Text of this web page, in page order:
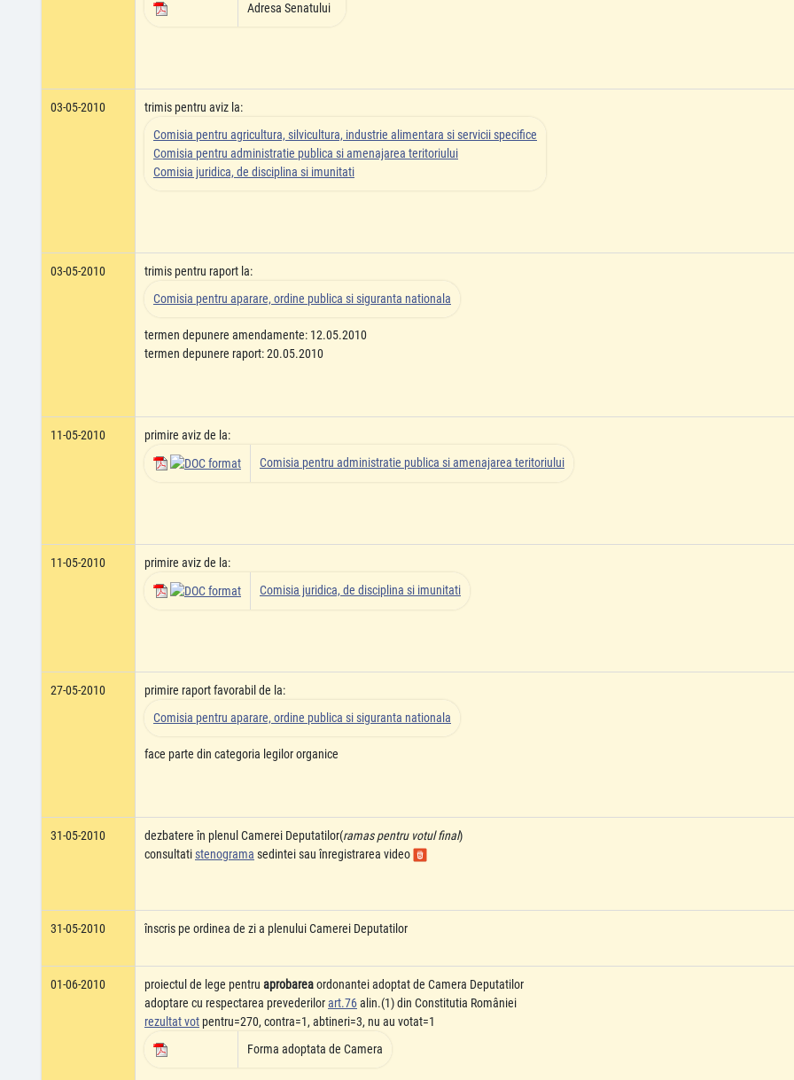
Adresa Senatului
03-05-2010
trimis pentru aviz la:
Comisia pentru agricultura, silvicultura, industrie alimentara si servicii specifice
Comisia pentru administratie publica si amenajarea teritoriului
Comisia juridica, de disciplina si imunitati
03-05-2010
trimis pentru raport la:
Comisia pentru aparare, ordine publica si siguranta nationala
termen depunere amendamente: 12.05.2010
termen depunere raport: 20.05.2010
11-05-2010
primire aviz de la:
Comisia pentru administratie publica si amenajarea teritoriului
11-05-2010
primire aviz de la:
Comisia juridica, de disciplina si imunitati
27-05-2010
primire raport favorabil de la:
Comisia pentru aparare, ordine publica si siguranta nationala
face parte din categoria legilor organice
31-05-2010 dezbatere în plenul Camerei Deputatilor(ramas pentru votul final)
consultatistenograma sedintei sau înregistrarea video
31-05-2010 înscris pe ordinea de zi a plenului Camerei Deputatilor
01-06-2010 proiectul de lege pentru aprobareaordonantei adoptat de Camera Deputatilor
adoptare cu respectarea prevederilorart.76alin.(1) din Constitutia României
rezultat vot pentru=270, contra=1, abtineri=3, nu au votat=1
Forma adoptata de Camera